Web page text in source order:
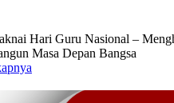
Hari Guru Nasional –
Masa Depan Bangsa